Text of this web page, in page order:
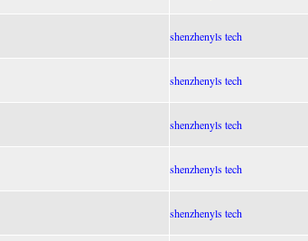
shenzhenyls tech
shenzhenyls tech
shenzhenyls tech
shenzhenyls tech
shenzhenyls tech